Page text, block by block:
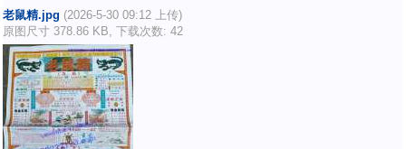
老鼠精.jpg (2026-5-30 09:12 上传)
原图尺寸 378.86 KB, 下载次数: 42